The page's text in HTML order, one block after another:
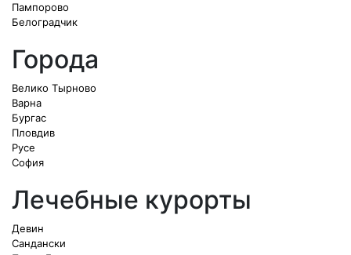
Пампорово
Белоградчик
Города
Велико Тырново
Варна
Бургас
Пловдив
Русе
София
Лечебные курорты
Девин
Сандански